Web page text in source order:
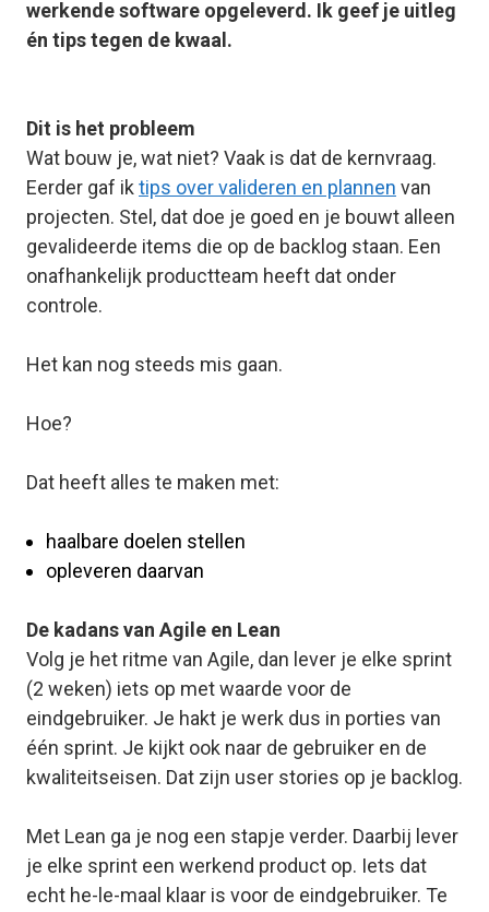
werkende software opgeleverd. Ik geef je uitleg
én tips tegen de kwaal.
Dit is het probleem
Wat bouw je, wat niet? Vaak is dat de kernvraag.
Eerder gaf iktips over valideren en plannen van
projecten. Stel, dat doe je goed en je bouwt alleen
gevalideerde items die op de backlog staan. Een
onafhankelijk productteam heeft dat onder
controle.
Het kan nog steeds mis gaan.
Hoe?
Dat heeft alles te maken met:
haalbare doelen stellen
opleveren daarvan
De kadans van Agile en Lean
Volg je het ritme van Agile, dan lever je elke sprint
(2 weken) iets op met waarde voor de
eindgebruiker. Je hakt je werk dus in porties van
één sprint. Je kijkt ook naar de gebruiker en de
kwaliteitseisen. Dat zijn user stories op je backlog.
Met Lean ga je nog een stapje verder. Daarbij lever
je elke sprint een werkend product op. Iets dat
echt he-le-maal klaar is voor de eindgebruiker. Te